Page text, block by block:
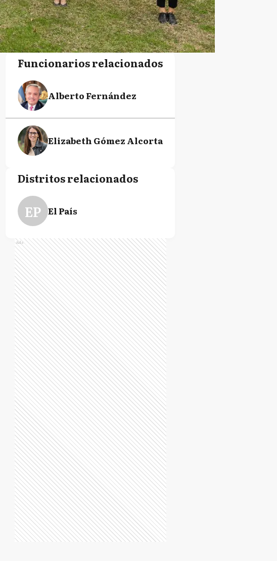
Funcionarios relacionados
Alberto Fernández
Elizabeth Gómez Alcorta
Distritos relacionados
EP El País
Ads